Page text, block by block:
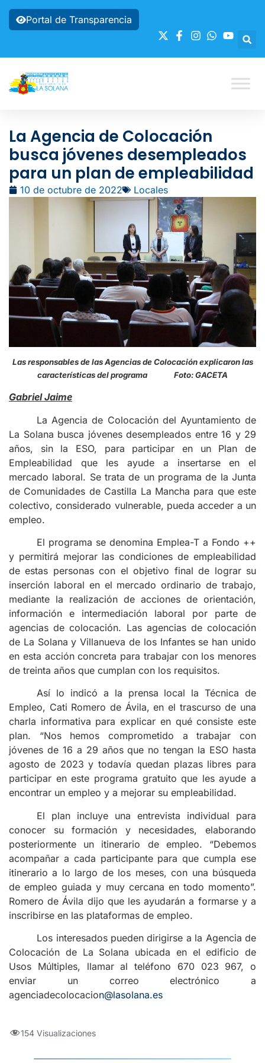
Portal de Transparencia
La Agencia de Colocación
busca jóvenes desempleados
para un plan de empleabilidad
10 de octubre de 2022 Locales
Las responsables de las Agencias de Colocación explicaron las
características del programa Foto: GACETA
Gabriel Jaime
La Agencia de Colocación del Ayuntamiento de
La Solana busca jóvenes desempleados entre 16 y 29
años, sin la ESO, para participar en un Plan de
Empleabilidad que les ayude a insertarse en el
mercado laboral. Se trata de un programa de la Junta
de Comunidades de Castilla La Mancha para que este
colectivo, considerado vulnerable, pueda acceder a un
empleo.
El programa se denomina Emplea-T a Fondo ++
y permitirá mejorar las condiciones de empleabilidad
de estas personas con el objetivo final de lograr su
inserción laboral en el mercado ordinario de trabajo,
mediante la realización de acciones de orientación,
información e intermediación laboral por parte de
agencias de colocación. Las agencias de colocación
de La Solana y Villanueva de los Infantes se han unido
en esta acción concreta para trabajar con los menores
de treinta años que cumplan con los requisitos.
Así lo indicó a la prensa local la Técnica de
Empleo, Cati Romero de Ávila, en el trascurso de una
charla informativa para explicar en qué consiste este
plan. “Nos hemos comprometido a trabajar con
jóvenes de 16 a 29 años que no tengan la ESO hasta
agosto de 2023 y todavía quedan plazas libres para
participar en este programa gratuito que les ayude a
encontrar un empleo y a mejorar su empleabilidad.
El plan incluye una entrevista individual para
conocer su formación y necesidades, elaborando
posteriormente un itinerario de empleo. “Debemos
acompañar a cada participante para que cumpla ese
itinerario a lo largo de los meses, con una búsqueda
de empleo guiada y muy cercana en todo momento”.
Romero de Ávila dijo que les ayudarán a formarse y a
inscribirse en las plataformas de empleo.
Los interesados pueden dirigirse a la Agencia de
Colocación de La Solana ubicada en el edificio de
Usos Múltiples, llamar al teléfono 670 023 967, o
enviar un correo electrónico a
agenciadecolocacion@lasolana.es
154 Visualizaciones